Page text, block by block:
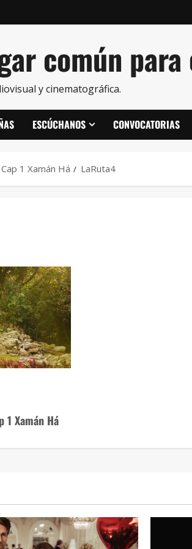
común
y cinematográfica.
ESCÚCHANOS CONVOCATORIAS
1 Xamán Há LaRuta4
1 Xamán Há